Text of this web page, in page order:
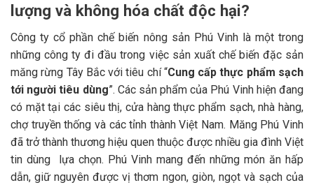
lượng và không hóa chất độc hại?
Công ty cổ phần chế biến nông sản Phú Vinh là một trong
những công ty đi đầu trong việc sản xuất chế biến đặc sản
măng rừng Tây Bắc với tiêu chí “Cung cấp thực phẩm sạch
tới người tiêu dùng”. Các sản phẩm của Phú Vinh hiện đang
có mặt tại các siêu thị, cửa hàng thực phẩm sạch, nhà hàng,
chợ truyền thống và các tỉnh thành Việt Nam. Măng Phú Vinh
đã trở thành thương hiệu quen thuộc được nhiều gia đình Việt
tin dùng lựa chọn. Phú Vinh mang đến những món ăn hấp
dẫn, giữ nguyên được vị thơm ngon, giòn, ngọt và sạch của